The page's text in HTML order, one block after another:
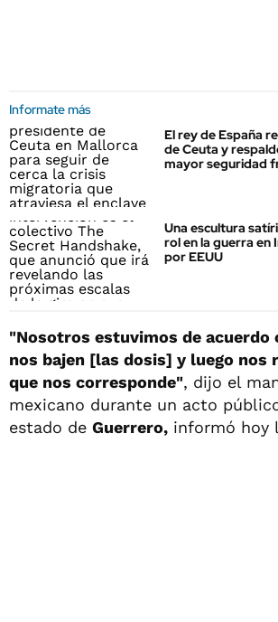
Informate más
El rey de España
de Ceuta y
mayor seguridad
Una escultura
rol en la guerra en
por EEUU
"Nosotros estuvimos de acuerdo
nos bajen [las dosis] y luego nos
que nos corresponde", dijo el
mexicano durante un acto
estado de Guerrero, informó hoy